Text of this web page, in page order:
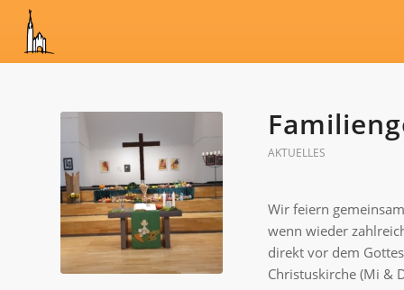
AKTUELLES
Wir feiern
wenn wieder
direkt vor dem
Christuskirche (Mi &